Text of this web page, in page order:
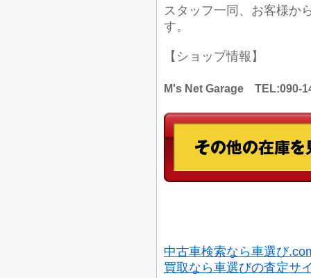
スタッフ一同、お客様か
す。
【ショップ情報】
M's Net Garage TEL:090-
中古車検索なら車選び
買取なら車選びの査定サ